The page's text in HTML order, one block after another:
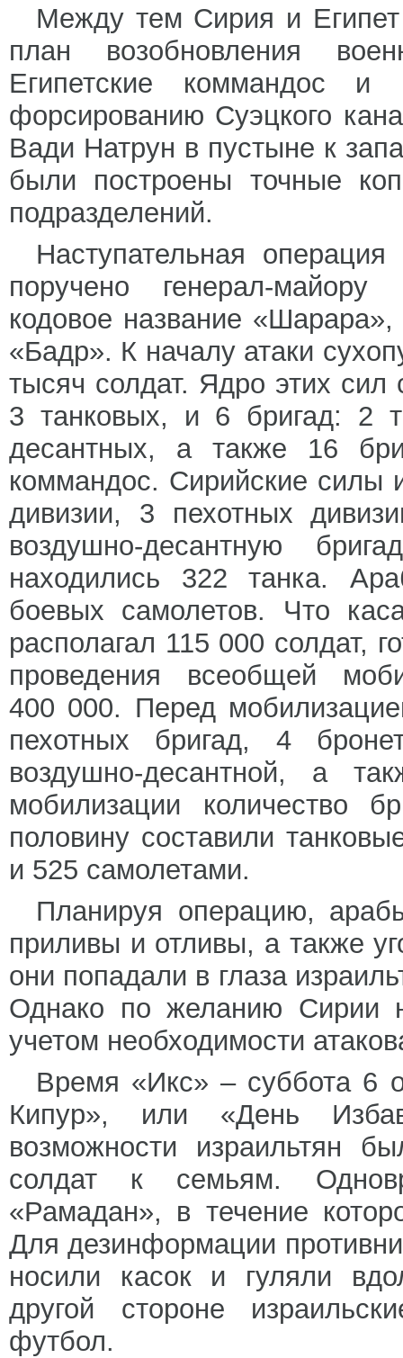
Между тем Сирия и Египет
план возобновления
Египетские коммандос и
форсированию Суэцкого
Вади Натрун в пустыне к
были построены точные
подразделений.
Наступательная
поручено генерал-
кодовое название
«Бадр». К началу атаки
тысяч солдат. Ядро этих сил
3 танковых, и 6 бригад: 2
десантных, а также 16
коммандос. Сирийские силы
дивизии, 3 пехотных
воздушно-десантную
находились 322 танка.
боевых самолетов. Что
располагал 115 000 солдат,
проведения всеобщей
400 000. Перед
пехотных бригад, 4
воздушно-десантной, а
мобилизации количество
половину составили
и 525 самолетами.
Планируя операцию,
приливы и отливы, а также
они попадали в глаза
Однако по желанию Сирии
учетом необходимости
Время «Икс» – суббота 6
Кипур», или «День
возможности израильтян
солдат к семьям.
«Рамадан», в течение
Для дезинформации
носили касок и гуляли
другой стороне
футбол.